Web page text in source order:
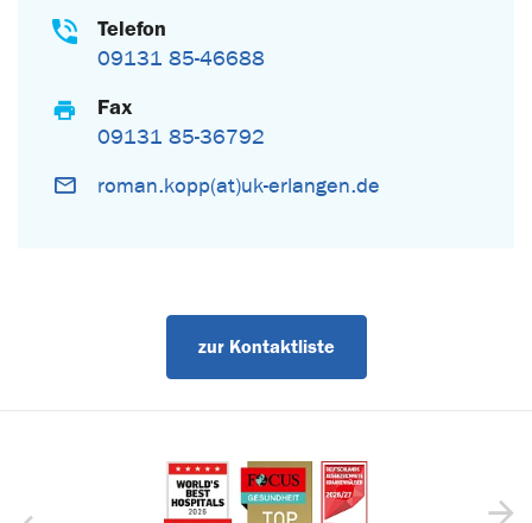
Telefon
09131 85-46688
Fax
09131 85-36792
roman.kopp(at)uk-erlangen.de
zur Kontaktliste